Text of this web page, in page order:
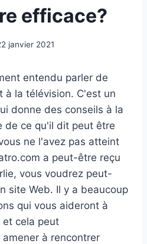
efficace?
janvier 2021
entendu parler de
à la télévision. C'est un
donne des conseils à la
de ce qu'il dit peut être
ne l'avez pas atteint
a peut-être reçu
vous voudrez peut-
site Web. Il y a beaucoup
qui vous aideront à
et cela peut
à rencontrer